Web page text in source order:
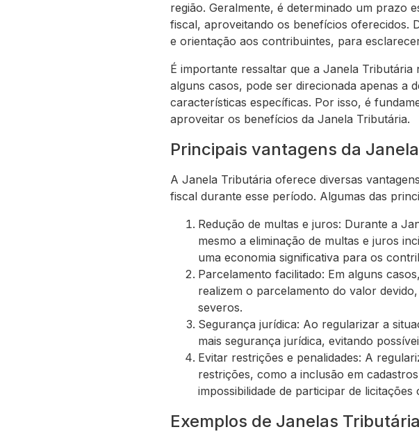
região. Geralmente, é determinado um prazo
fiscal, aproveitando os benefícios oferecidos.
e orientação aos contribuintes, para
É importante ressaltar que a Janela
alguns casos, pode ser direcionada apenas a
características específicas. Por isso, é
aproveitar os benefícios da Janela Tributária.
Principais vantagens da
A Janela Tributária oferece diversas
fiscal durante esse período. Algumas das
Redução de multas e juros: Durante a
mesmo a eliminação de multas e juros
uma economia significativa para os
Parcelamento facilitado: Em alguns
realizem o parcelamento do valor
severos.
Segurança jurídica: Ao regularizar a
mais segurança jurídica, evitando
Evitar restrições e penalidades: A
restrições, como a inclusão em
impossibilidade de participar de
Exemplos de Janelas